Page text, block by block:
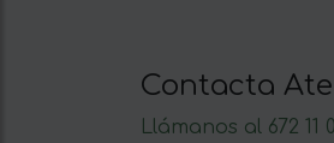
Contacta
Llámanos al 672 11